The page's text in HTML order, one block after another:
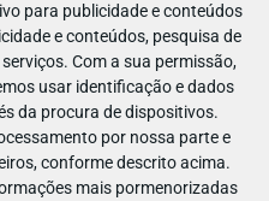
para publicidade e conteúdos
e conteúdos, pesquisa de
Com a sua permissão,
usar identificação e dados
da procura de dispositivos.
por nossa parte e
conforme descrito acima.
mais pormenorizadas
que não se podia